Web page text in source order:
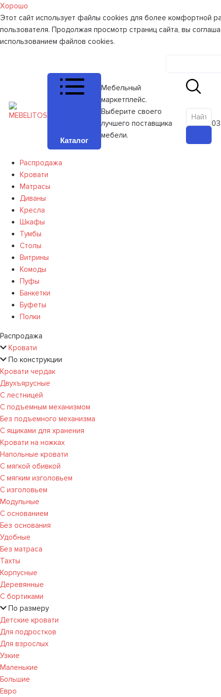
Хорошо
Этот сайт использует файлы cookies для более комфортной
пользователя. Продолжая просмотр страниц сайта, вы
использованием файлов cookies.
Каталог
Мебельный
маркетплейс.
Выберите своего
лучшего поставщика
мебели.
0
Распродажа
Кровати
Матрасы
Диваны
Кресла
Шкафы
Тумбы
Столы
Витрины
Комоды
Пуфы
Банкетки
Буфеты
Полки
Распродажа
Кровати
По конструкции
Кровати чердак
Двухъярусные
С лестницей
С подъемным механизмом
Без подъемного механизма
С ящиками для хранения
Кровати на ножках
Напольные кровати
С мягкой обивкой
С мягким изголовьем
С изголовьем
Модульные
С основанием
Без основания
Удобные
Без матраса
Тахты
Корпусные
Деревянные
С бортиками
По размеру
Детские кровати
Для подростков
Для взрослых
Узкие
Маленькие
Большие
Евро